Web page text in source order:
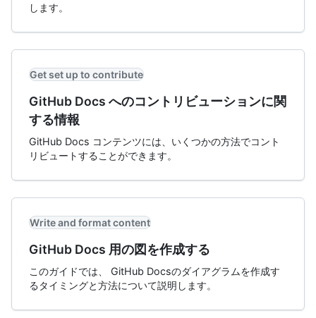
します。
Get set up to contribute
GitHub Docs へのコントリビューションに関
する情報
GitHub Docs コンテンツには、いくつかの方法でコント
リビュートすることができます。
Write and format content
GitHub Docs 用の図を作成する
このガイドでは、 GitHub Docsのダイアグラムを作成す
るタイミングと方法について説明します。